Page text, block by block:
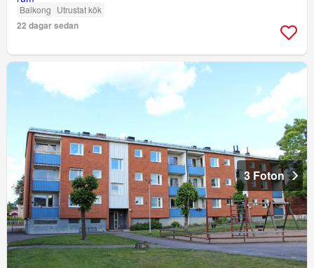
Balkong Utrustat kök
22 dagar sedan
3 Foton